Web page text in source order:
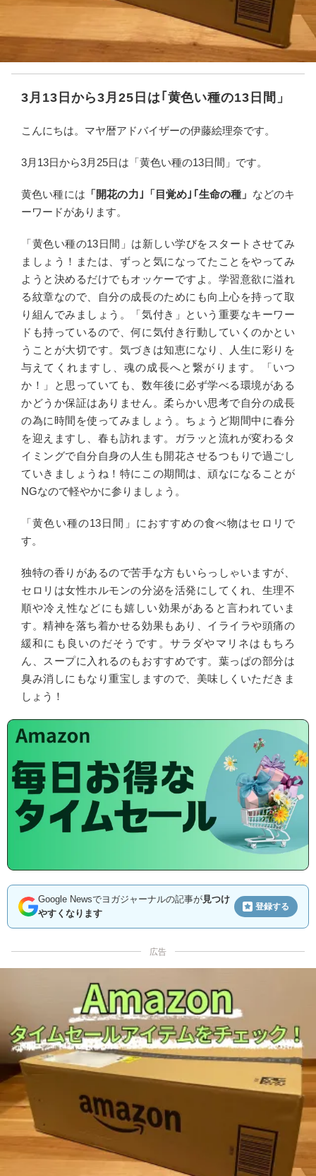
3月13日から3月25日は｢黄色い種の13日間」
こんにちは。マヤ暦アドバイザーの伊藤絵理奈です。
3月13日から3月25日は「黄色い種の13日間」です。
黄色い種には 「開花の力｣「目覚め｣｢生命の種」 などのキ
ーワードがあります。
「黄色い種の13日間」は新しい学びをスタートさせてみ
ましょう！または、ずっと気になってたことをやってみ
ようと決めるだけでもオッケーですよ。学習意欲に溢れ
る紋章なので、自分の成長のためにも向上心を持って取
り組んでみましょう。「気付き」という重要なキーワー
ドも持っているので、何に気付き行動していくのかとい
うことが大切です。気づきは知恵になり、人生に彩りを
与えてくれますし、魂の成長へと繋がります。「いつ
か！」と思っていても、数年後に必ず学べる環境がある
かどうか保証はありません。柔らかい思考で自分の成長
の為に時間を使ってみましょう。ちょうど期間中に春分
を迎えますし、春も訪れます。ガラッと流れが変わるタ
イミングで自分自身の人生も開花させるつもりで過ごし
ていきましょうね！特にこの期間は、頑なになることが
NGなので軽やかに参りましょう。
「黄色い種の13日間」におすすめの食べ物はセロリで
す。
独特の香りがあるので苦手な方もいらっしゃいますが、
セロリは女性ホルモンの分泌を活発にしてくれ、生理不
順や冷え性などにも嬉しい効果があると言われていま
す。精神を落ち着かせる効果もあり、イライラや頭痛の
緩和にも良いのだそうです。サラダやマリネはもちろ
ん、スープに入れるのもおすすめです。葉っぱの部分は
臭み消しにもなり重宝しますので、美味しくいただきま
しょう！
Google Newsでヨガジャーナルの記事が見つけ
やすくなります
登録する
広告